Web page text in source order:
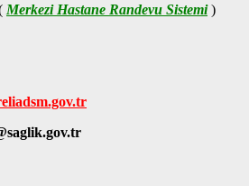
Merkezi Hastane Randevu Sistemi )